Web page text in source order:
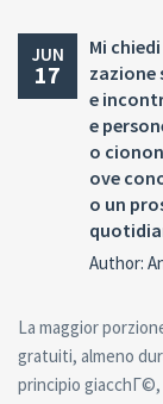
JUN
17
Mi
zazione
e
e
o
ove
o un
Author:
La maggior
gratuiti, almeno
principio